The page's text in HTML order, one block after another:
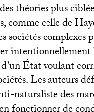
théories plus
comme celle de
sociétés complexes
intentionnellement
État voulant
Les auteurs
naturaliste des